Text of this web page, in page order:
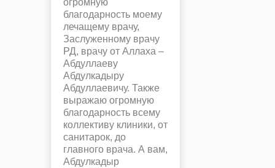
огромную
благодарность моему
лечащему врачу,
Заслуженному врачу
РД, врачу от Аллаха –
Абдуллаеву
Абдулкадыру
Абдуллаевичу. Также
выражаю огромную
благодарность всему
коллективу клиники, от
санитарок, до
главного врача. А вам,
Абдулкадыр